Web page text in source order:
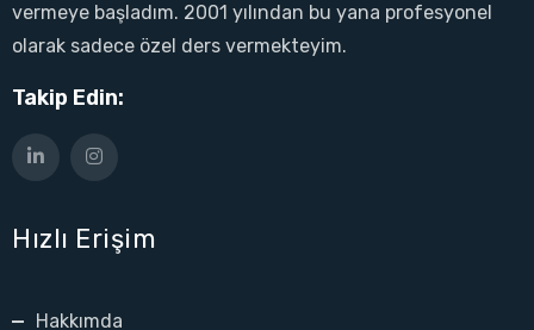
vermeye başladım. 2001 yılından bu yana profesyonel
olarak sadece özel ders vermekteyim.
Takip Edin:
Hızlı Erişim
Hakkımda